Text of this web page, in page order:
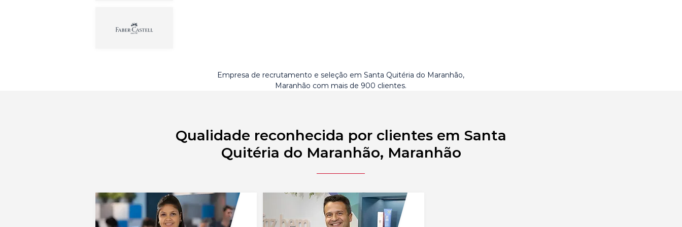
Empresa de recrutamento e seleção em Santa Quitéria do Maranhão,
Maranhão com mais de 900 clientes.
Qualidade reconhecida por clientes em Santa
Quitéria do Maranhão, Maranhão